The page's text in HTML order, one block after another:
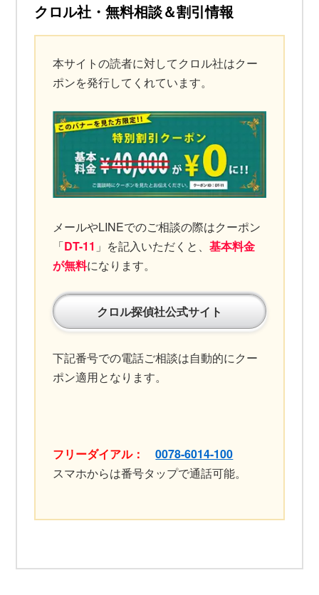
クロル社・無料相談＆割引情報
本サイトの読者に対してクロル社はクー
ポンを発行してくれています。
メールやLINEでのご相談の際はクーポン
「DT-11 」を記入いただくと、基本料金
が無料になります。
クロル探偵社公式サイト
下記番号での電話ご相談は自動的にクー
ポン適用となります。
フリーダイアル：0078-6014-100
スマホからは番号タップで通話可能。